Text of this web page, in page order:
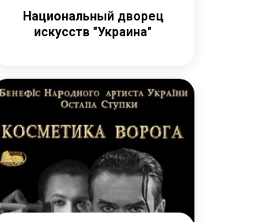
Национальный дворец
искусств "Украина"
Детальніше